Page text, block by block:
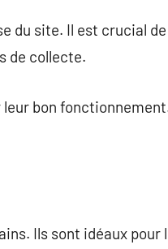
du site. Il est crucial
de collecte.
bon
Ils sont idéaux pour